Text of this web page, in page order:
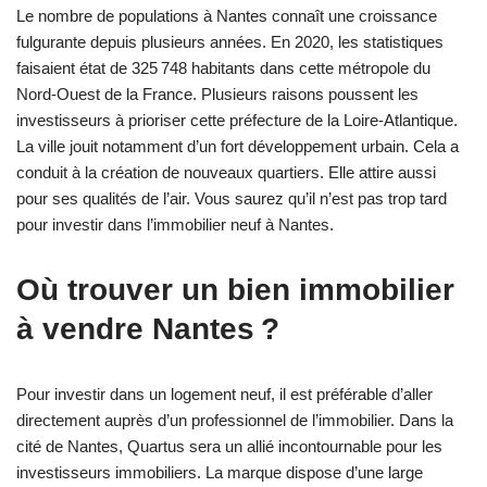
Le nombre de populations à Nantes connaît une croissance
fulgurante depuis plusieurs années. En 2020, les statistiques
faisaient état de 325 748 habitants dans cette métropole du
Nord-Ouest de la France. Plusieurs raisons poussent les
investisseurs à prioriser cette préfecture de la Loire-Atlantique.
La ville jouit notamment d’un fort développement urbain. Cela a
conduit à la création de nouveaux quartiers. Elle attire aussi
pour ses qualités de l’air. Vous saurez qu’il n’est pas trop tard
pour investir dans l’immobilier neuf à Nantes.
Où trouver un bien immobilier
à vendre Nantes ?
Pour investir dans un logement neuf, il est préférable d’aller
directement auprès d’un professionnel de l’immobilier. Dans la
cité de Nantes, Quartus sera un allié incontournable pour les
investisseurs immobiliers. La marque dispose d’une large